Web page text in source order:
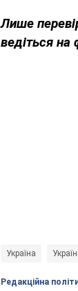
Лише
ведіться на
Україна
Редакційна